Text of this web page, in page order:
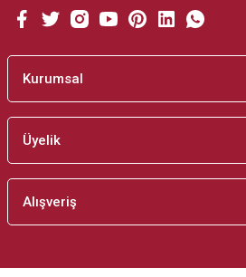
Bu ürüne benzer farklı alternatifler olmalı.
Kurumsal
Üyelik
Alışveriş